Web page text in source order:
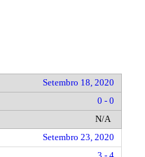
Setembro 18, 2020
0 - 0
N/A
Setembro 23, 2020